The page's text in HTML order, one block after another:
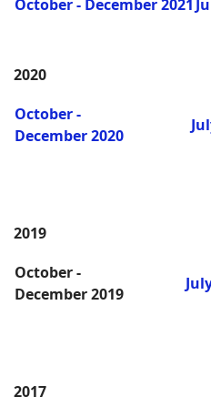
October - December 2021
2020
October -
December 2020
2019
October -
December 2019
2017